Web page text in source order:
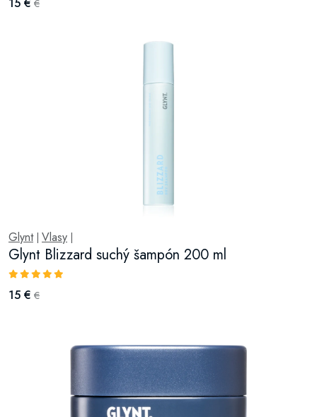
€
Glynt| Vlasy
Glynt Blizzard suchý šampón 200 ml
15 € €